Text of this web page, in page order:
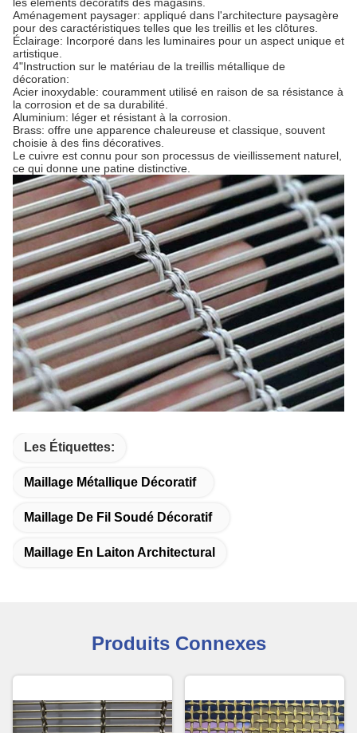
Aménagement paysager: appliqué dans l'architecture paysagère
pour des caractéristiques telles que les treillis et les clôtures.
Éclairage: Incorporé dans les luminaires pour un aspect unique et
artistique.
4"Instruction sur le matériau de la treillis métallique de
décoration:
Acier inoxydable: couramment utilisé en raison de sa résistance à
la corrosion et de sa durabilité.
Aluminium: léger et résistant à la corrosion.
Brass: offre une apparence chaleureuse et classique, souvent
choisie à des fins décoratives.
Le cuivre est connu pour son processus de vieillissement naturel,
ce qui donne une patine distinctive.
Les Étiquettes:
Maillage Métallique Décoratif
Maillage De Fil Soudé Décoratif
Maillage En Laiton Architectural
Produits Connexes